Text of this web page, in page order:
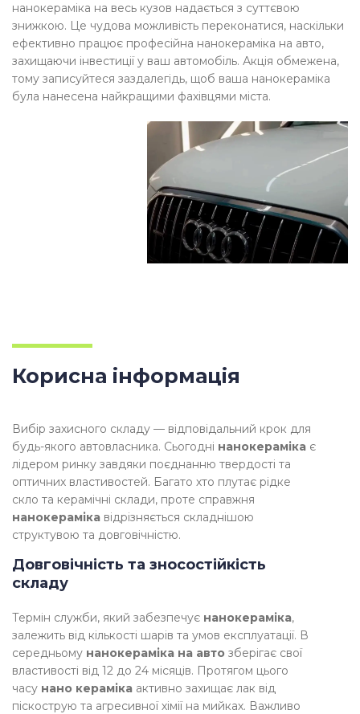
нанокераміка на весь кузов надається з суттєвою
знижкою. Це чудова можливість переконатися, наскільки
ефективно працює професійна нанокераміка на авто,
захищаючи інвестиції у ваш автомобіль. Акція обмежена,
тому записуйтеся заздалегідь, щоб ваша нанокераміка
була нанесена найкращими фахівцями міста.
Корисна інформація
Вибір захисного складу — відповідальний крок для
будь-якого автовласника. Сьогодні нанокераміка є
лідером ринку завдяки поєднанню твердості та
оптичних властивостей. Багато хто плутає рідке
скло та керамічні склади, проте справжня
нанокераміка відрізняється складнішою
структувою та довговічністю.
Довговічність та зносостійкість
складу
Термін служби, який забезпечує нанокераміка,
залежить від кількості шарів та умов експлуатації. В
середньому нанокераміка на авто зберігає свої
властивості від 12 до 24 місяців. Протягом цього
часу нано кераміка активно захищає лак від
піскострую та агресивної хімії на мийках. Важливо